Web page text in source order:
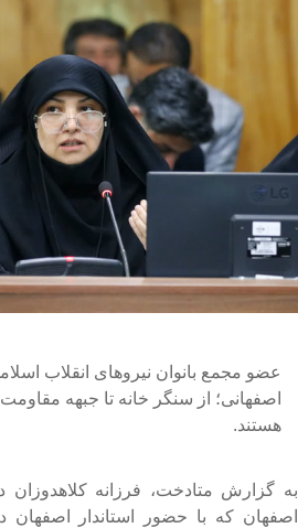
عضو مجمع بانوان نیروهای انقلاب
اصفهانی؛ از سنگر خانه تا جبهه
هستند.
گزارش متادخت، فرزانه
که با حضور استاندار اصفهان